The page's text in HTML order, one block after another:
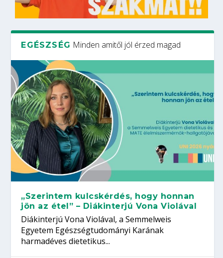
EGÉSZSÉG Minden amitől jól érzed magad
„Szerintem kulcskérdés, hogy honnan
jön az étel” – Diákinterjú Vona Violával
Diákinterjú Vona Violával, a Semmelweis
Egyetem Egészségtudományi Karának
harmadéves dietetikus...